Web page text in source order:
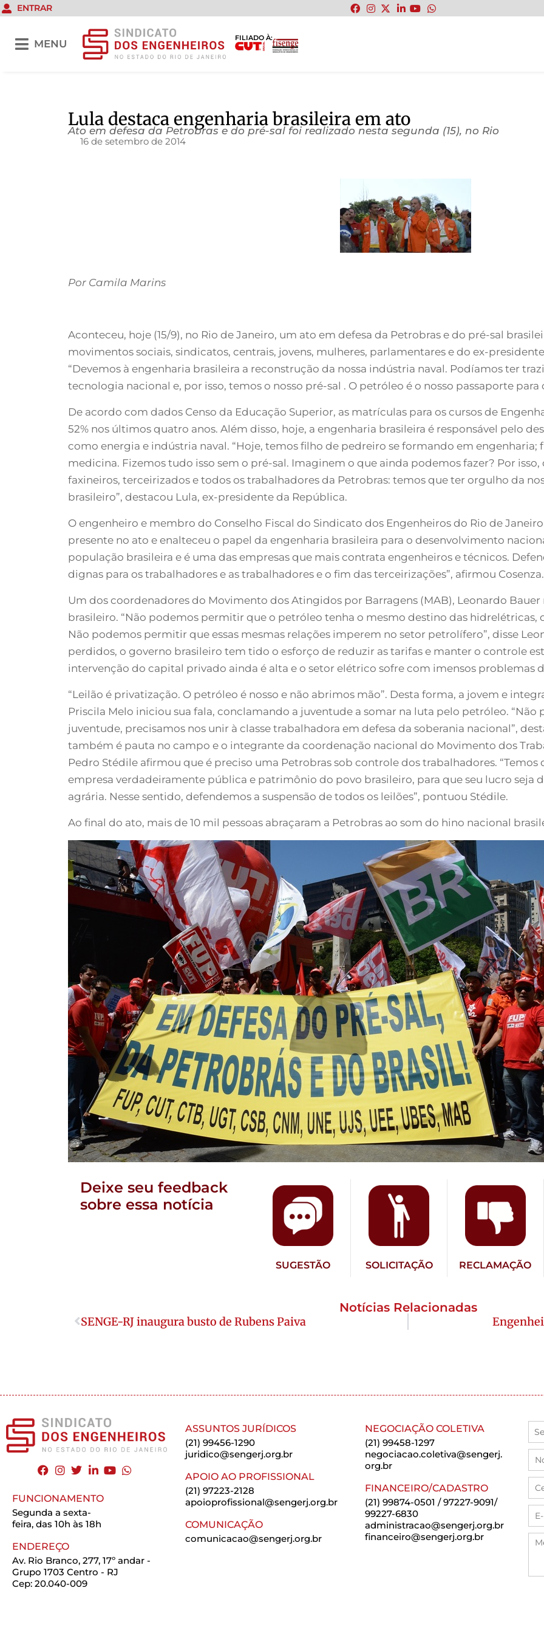
ENTRAR
MENU
FILIADO À:
Lula destaca engenharia brasileira em ato
Ato em defesa da Petrobras e do pré-sal foi realizado nesta segunda (15), no Rio
16 de setembro de 2014
Por Camila Marins
Aconteceu, hoje (15/9), no Rio de Janeiro, um ato em defesa da Petrobras e do pré-sal
movimentos sociais, sindicatos, centrais, jovens, mulheres, parlamentares e do ex-
“Devemos à engenharia brasileira a reconstrução da nossa indústria naval. Podíamos ter
tecnologia nacional e, por isso, temos o nosso pré-sal . O petróleo é o nosso passaporte para
De acordo com dados Censo da Educação Superior, as matrículas para os cursos de
52% nos últimos quatro anos. Além disso, hoje, a engenharia brasileira é responsável pelo
como energia e indústria naval. “Hoje, temos filho de pedreiro se formando em
medicina. Fizemos tudo isso sem o pré-sal. Imaginem o que ainda podemos fazer? Por
faxineiros, terceirizados e todos os trabalhadores da Petrobras: temos que ter orgulho da
brasileiro”, destacou Lula, ex-presidente da República.
O engenheiro e membro do Conselho Fiscal do Sindicato dos Engenheiros do Rio de Janeiro
presente no ato e enalteceu o papel da engenharia brasileira para o desenvolvimento
população brasileira e é uma das empresas que mais contrata engenheiros e técnicos.
dignas para os trabalhadores e as trabalhadores e o fim das terceirizações”, afirmou Cosenza.
Um dos coordenadores do Movimento dos Atingidos por Barragens (MAB), Leonardo
brasileiro. “Não podemos permitir que o petróleo tenha o mesmo destino das
Não podemos permitir que essas mesmas relações imperem no setor petrolífero”, disse
perdidos, o governo brasileiro tem tido o esforço de reduzir as tarifas e manter o controle
intervenção do capital privado ainda é alta e o setor elétrico sofre com imensos problemas
“Leilão é privatização. O petróleo é nosso e não abrimos mão”. Desta forma, a jovem e
Priscila Melo iniciou sua fala, conclamando a juventude a somar na luta pelo petróleo.
juventude, precisamos nos unir à classe trabalhadora em defesa da soberania nacional”,
também é pauta no campo e o integrante da coordenação nacional do Movimento dos
Pedro Stédile afirmou que é preciso uma Petrobras sob controle dos trabalhadores.
empresa verdadeiramente pública e patrimônio do povo brasileiro, para que seu lucro seja
agrária. Nesse sentido, defendemos a suspensão de todos os leilões”, pontuou Stédile.
Ao final do ato, mais de 10 mil pessoas abraçaram a Petrobras ao som do hino nacional
Deixe seu feedback
sobre essa notícia
SUGESTÃO SOLICITAÇÃO RECLAMAÇÃO
Notícias Relacionadas
SENGE-RJ inaugura busto de Rubens Paiva
FUNCIONAMENTO
Segunda a sexta-
feira, das 10h às 18h
ENDEREÇO
Av. Rio Branco, 277, 17º andar -
Grupo 1703 Centro - RJ
Cep: 20.040-009
ASSUNTOS JURÍDICOS
(21) 99456-1290
juridico@sengerj.org.br
APOIO AO PROFISSIONAL
(21) 97223-2128
apoioprofissional@sengerj.org.br
COMUNICAÇÃO
comunicacao@sengerj.org.br
NEGOCIAÇÃO COLETIVA
(21) 99458-1297
negociacao.coletiva@sengerj.
org.br
FINANCEIRO/CADASTRO
(21) 99874-0501 / 97227-9091/
99227-6830
administracao@sengerj.org.br
financeiro@sengerj.org.br